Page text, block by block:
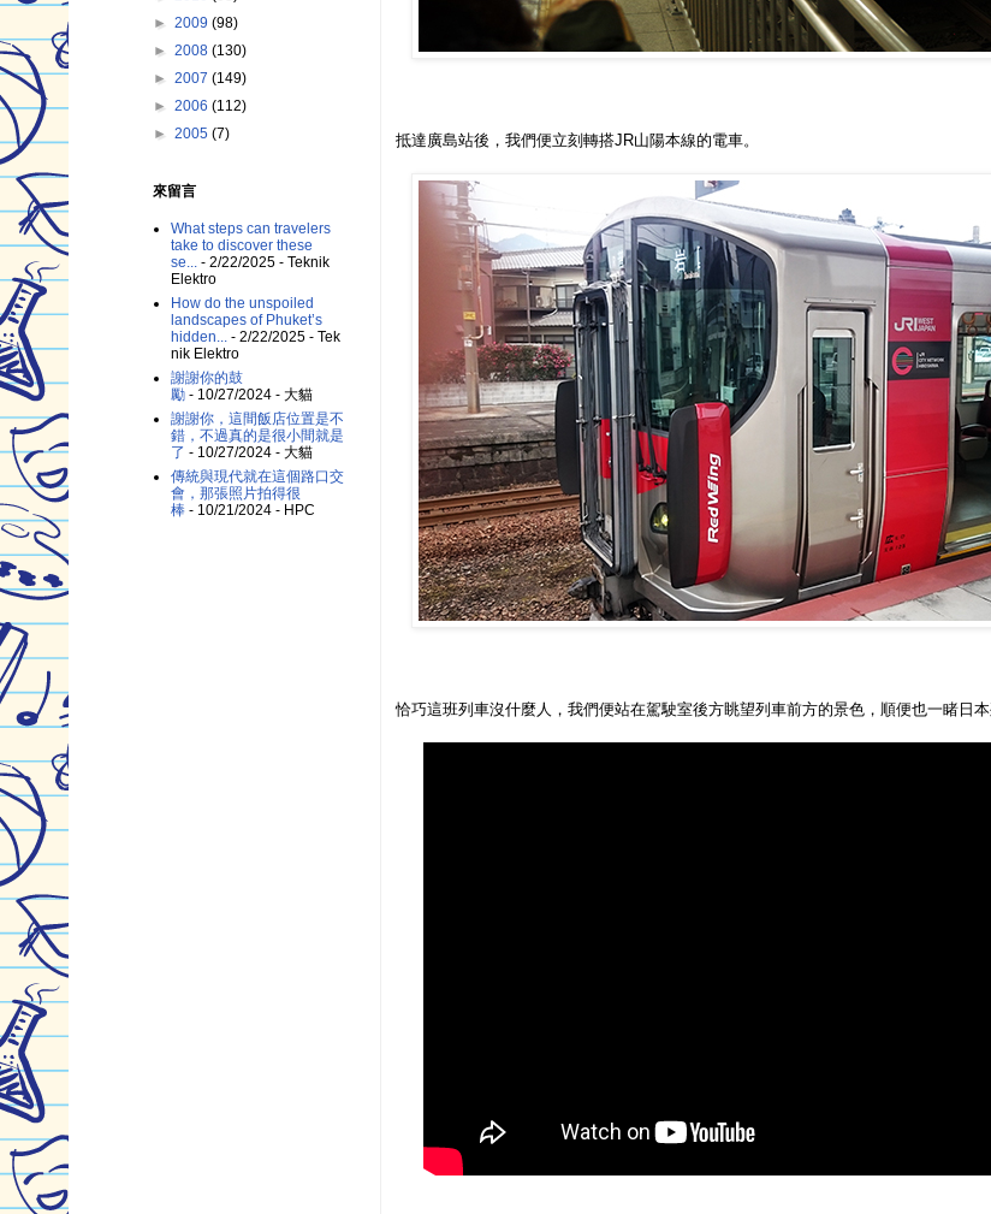
抵達廣島站後，我們便立刻轉搭JR山陽本線的電車。
恰巧這班列車沒什麼人，我們便站在駕駛室後方眺望列車前方的景色，順便也一睹日本
► 2009 (98)
► 2008 (130)
► 2007 (149)
► 2006 (112)
► 2005 (7)
來留言
What steps can travelers
take to discover these
se... - 2/22/2025 - Teknik
Elektro
How do the unspoiled
landscapes of Phuket’s
hidden... - 2/22/2025 - Tek
nik Elektro
謝謝你的鼓
勵 - 10/27/2024 - 大貓
謝謝你，這間飯店位置是不
錯，不過真的是很小間就是
了 - 10/27/2024 - 大貓
傳統與現代就在這個路口交
會，那張照片拍得很
棒 - 10/21/2024 - HPC